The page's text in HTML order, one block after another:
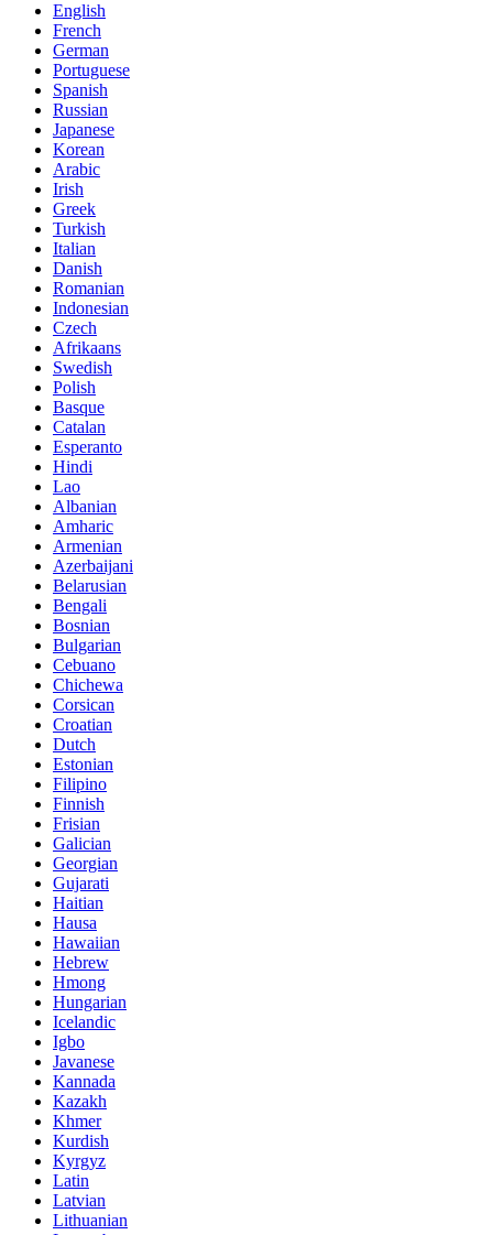
English
French
German
Portuguese
Spanish
Russian
Japanese
Korean
Arabic
Irish
Greek
Turkish
Italian
Danish
Romanian
Indonesian
Czech
Afrikaans
Swedish
Polish
Basque
Catalan
Esperanto
Hindi
Lao
Albanian
Amharic
Armenian
Azerbaijani
Belarusian
Bengali
Bosnian
Bulgarian
Cebuano
Chichewa
Corsican
Croatian
Dutch
Estonian
Filipino
Finnish
Frisian
Galician
Georgian
Gujarati
Haitian
Hausa
Hawaiian
Hebrew
Hmong
Hungarian
Icelandic
Igbo
Javanese
Kannada
Kazakh
Khmer
Kurdish
Kyrgyz
Latin
Latvian
Lithuanian